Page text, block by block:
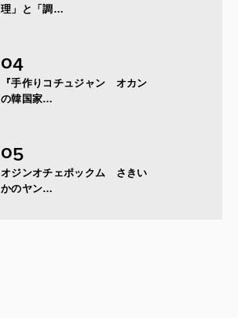
理」と「調…
『手作りコチュジャン オカン
の韓国家…
オジンオチェポックム さきい
かのヤン…